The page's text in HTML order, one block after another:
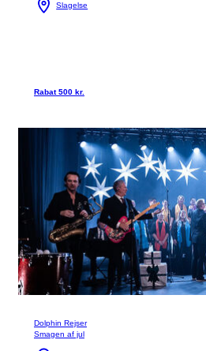
Slagelse
Rabat 500 kr.
Dolphin Rejser
Smagen af jul